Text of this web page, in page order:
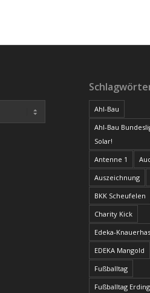
Ahl-Bau
Ahl-Bau
Solar!
Antenne 1
Auszeichnung
BKK Scheufelen
Charity Kick
Edeka-
EDEKA Mangold
Fußballtag
Fußballtag